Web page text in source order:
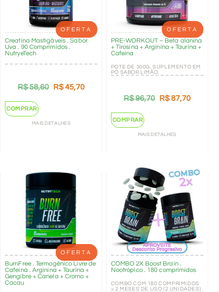
OFERTA
Creatina Mastigáveis . Sabor
Uva . 90 Comprimidos .
NutryeTech
R$58,60 R$45,70
COMPRAR
MAIS DETALHES
OFERTA
PRE-WORKOUT – Beta alanina
+ Tirosina + Arginina + Taurina +
Cafeína
POTE DE 300G. SUPLEMENTO EM
PÓ SABOR LIMÃO.
R$96,70 R$87,70
COMPRAR
MAIS DETALHES
OFERTA
BurnFree . Termogênico Livre de
Cafeína . Arginina + Taurina +
Gengibre + Canela + Cromo +
Cacau
COMBO 2X Boost Brain .
Nootrópico . 180 comprimidos
COMBO COM 180 COMPRIMIDOS
= 2 MESES DE USO (2 UNIDADES)